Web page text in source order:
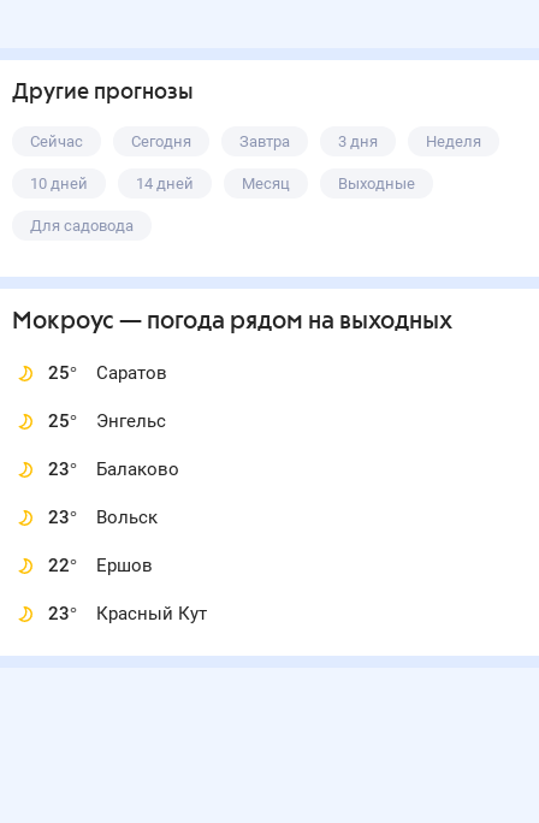
Другие прогнозы
Сейчас Сегодня Завтра 3 дня Неделя
10 дней 14 дней Месяц Выходные
Для садовода
Мокроус — погода рядом на выходных
25° Саратов
25° Энгельс
23° Балаково
23° Вольск
22° Ершов
23° Красный Кут